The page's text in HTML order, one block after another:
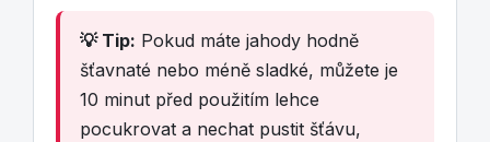
💡 Tip: Pokud máte jahody hodně
šťavnaté nebo méně sladké, můžete je
10 minut před použitím lehce
pocukrovat a nechat pustit šťávu,